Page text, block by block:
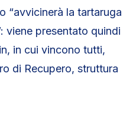
“avvicinerà la tartaruga
viene presentato quindi
in cui vincono tutti,
di Recupero, struttura